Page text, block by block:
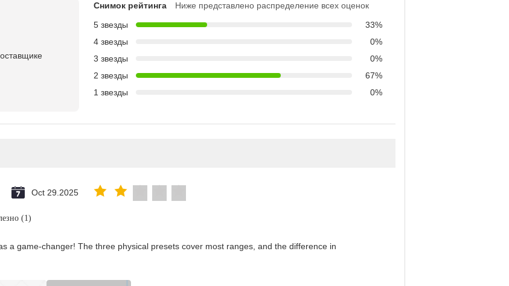
Снимок рейтинга
Ниже представлено распределение всех оценок
5 звезды
33%
4 звезды
0%
3 звезды
0%
2 звезды
67%
1 звезды
0%
Oct 29.2025
(1)
a game-changer! The three physical presets cover most ranges, and the difference in